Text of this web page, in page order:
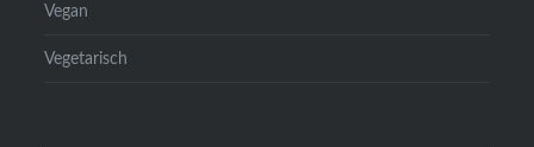
Vegan
Vegetarisch